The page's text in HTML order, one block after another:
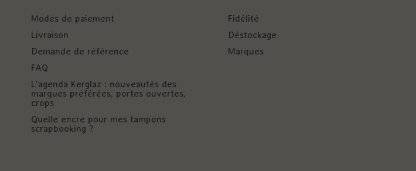
Modes de paiement
Livraison
Demande de référence
FAQ
L'agenda Kerglaz : nouveautés des
marques préférées, portes ouvertes,
crops
Quelle encre pour mes tampons
scrapbooking ?
Fidélité
Déstockage
Marques